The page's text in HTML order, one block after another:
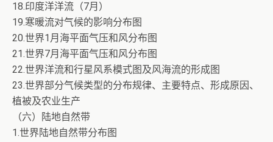
18.印度洋洋流（7月）
19.寒暖流对气候的影响分布图
20.世界1月海平面气压和风分布图
21.世界7月海平面气压和风分布图
22.世界洋流和行星风系模式图及风海流的形成图
23.世界部分气候类型的分布规律、主要特点、形成原因、
植被及农业生产
（六）陆地自然带
1.世界陆地自然带分布图